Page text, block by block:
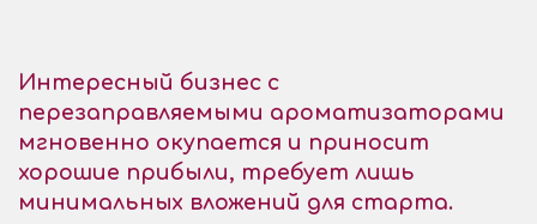
Интересный бизнес с
перезаправляемыми ароматизаторами
мгновенно окупается и приносит
хорошие прибыли, требует лишь
минимальных вложений для старта.